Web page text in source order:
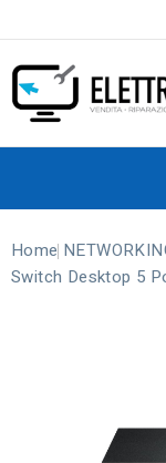
Home
Switch Desktop 5